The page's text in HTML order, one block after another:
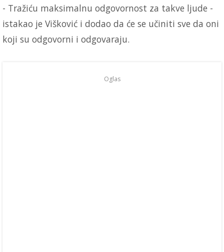
- Tražiću maksimalnu odgovornost za takve ljude -
istakao je Višković i dodao da će se učiniti sve da oni
koji su odgovorni i odgovaraju.
Oglas